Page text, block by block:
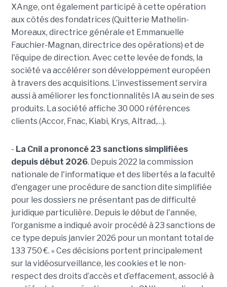
XAnge, ont également participé à cette opération
aux côtés des fondatrices (Quitterie Mathelin-
Moreaux, directrice générale et Emmanuelle
Fauchier-Magnan, directrice des opérations) et de
l'équipe de direction. Avec cette levée de fonds, la
société va accélérer son développement européen
à travers des acquisitions. L’investissement servira
aussi à améliorer les fonctionnalités IA au sein de ses
produits. La société affiche 30 000 références
clients (Accor, Fnac, Kiabi, Krys, Altrad,…).
- La Cnil a prononcé 23 sanctions simplifiées
depuis début 2026. Depuis 2022 la commission
nationale de l'informatique et des libertés a la faculté
d'engager une procédure de sanction dite simplifiée
pour les dossiers ne présentant pas de difficulté
juridique particulière. Depuis le début de l'année,
l'organisme a indiqué avoir procédé à 23 sanctions de
ce type depuis janvier 2026 pour un montant total de
133 750 €. « Ces décisions portent principalement
sur la vidéosurveillance, les cookies et le non-
respect des droits d’accès et d’effacement, associé à